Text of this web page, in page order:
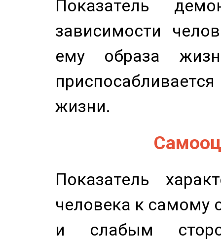
Показатель
зависимости
ему образа
жизни.
Показатель
человека к самому
и слабым